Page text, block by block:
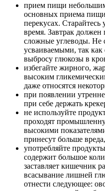
прием пищи
основных приема пищи
перекусах.
время. Завтрак
сложные углеводы. Не
усваиваемыми, так как
выбросу глюкозы в
избегайте жирного,
высоким
даже относятся
при появлении
при себе держать
не используйте
проходят
высокими
принесут больше
употребляйте
содержит большое
заставляет кишечник
всасывание лишней
отнести следующее: